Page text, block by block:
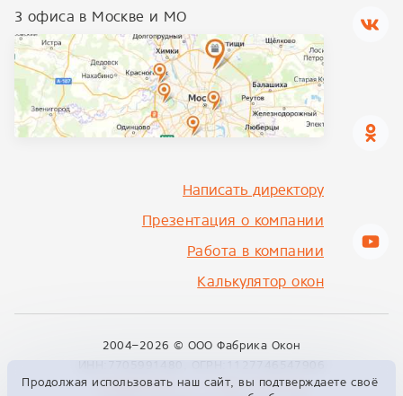
Продолжая использовать наш сайт, вы подтверждаете своё
3 офиса в Москве и МО
Написать директору
Презентация о компании
Работа в компании
Калькулятор окон
2004–2026 © ООО Фабрика Окон
ИНН:7705991480, ОГРН:1127746547906
info@fabrikon.ru +7 495 229 00 09